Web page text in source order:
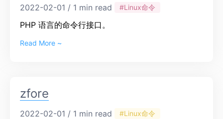
2022-02-01 / 1 min read #Linux命令
PHP 语言的命令行接口。
Read More ~
zfore
2022-02-01 / 1 min read #Linux命令